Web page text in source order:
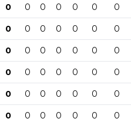
0 0 0 0 0 0 0
0 0 0 0 0 0 0
0 0 0 0 0 0 0
0 0 0 0 0 0 0
0 0 0 0 0 0 0
0 0 0 0 0 0 0